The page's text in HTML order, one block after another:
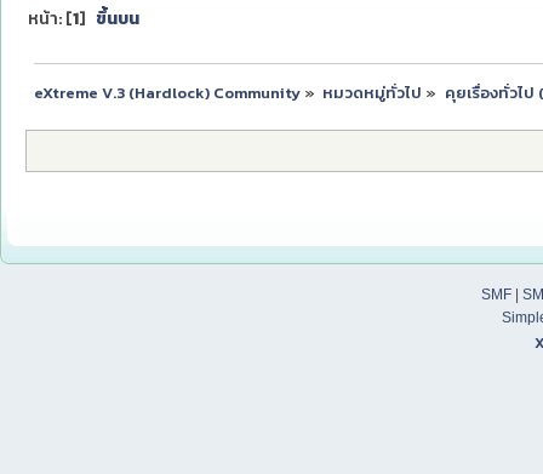
หน้า: [1] ขึ้นบน
eXtreme V.3 (Hardlock) Community» หมวดหมู่ทั่วไป » คุยเรื่องทั่วไป
SMF|